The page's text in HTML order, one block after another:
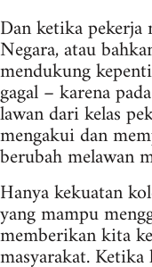
Dan ketika pekerja
Negara, atau
mendukung
gagal – karena
lawan dari kelas
mengakui dan
berubah melawan
Hanya kekuatan
yang mampu
memberikan kita
masyarakat.